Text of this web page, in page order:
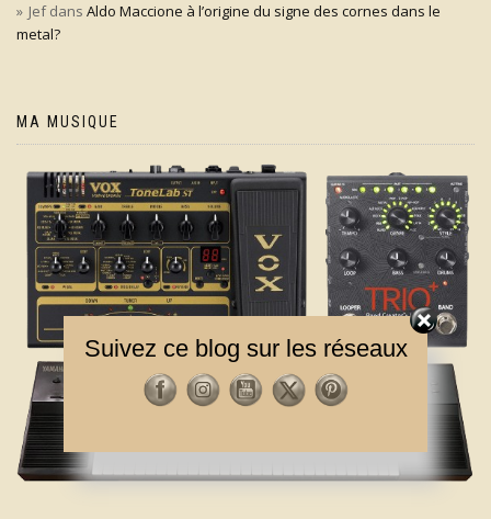
Jefdans Aldo Maccione à l’origine du signe des cornes dans le
metal?
MA MUSIQUE
Suivez ce blog sur les réseaux